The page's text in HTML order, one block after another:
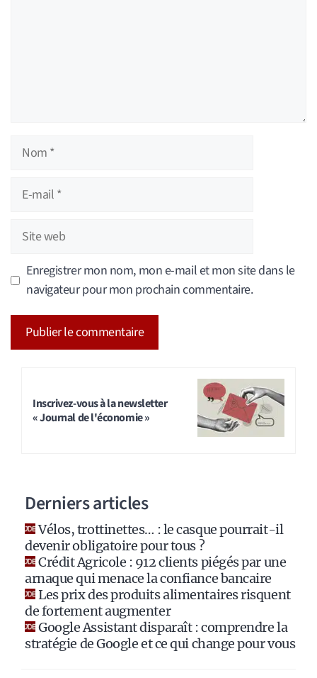
Nom
Site
Enregistrer mon nom, mon e-mail et mon site dans le
navigateur pour mon prochain commentaire.
Inscrivez-vous à la newsletter
« Journal de l'économie »
Derniers articles
Vélos, trottinettes… : le casque pourrait-il
devenir obligatoire pour tous ?
Crédit Agricole : 912 clients piégés par une
arnaque qui menace la confiance bancaire
Les prix des produits alimentaires risquent
de fortement augmenter
Google Assistant disparaît : comprendre la
stratégie de Google et ce qui change pour vous